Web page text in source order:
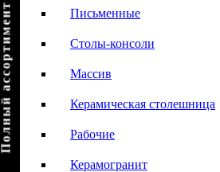
Письменные
Столы-консоли
Массив
Керамическая столешница
Рабочие
Керамогранит